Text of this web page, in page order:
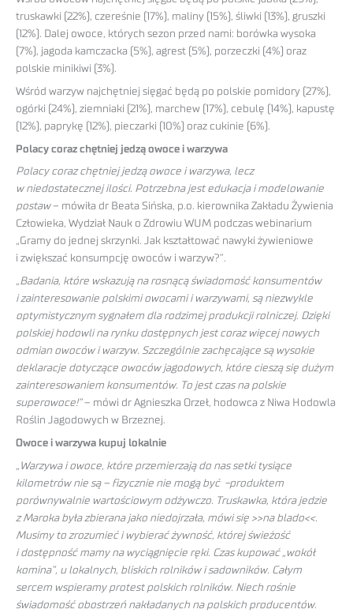
truskawki (22%), czereśnie (17%), maliny (15%), śliwki (13%), gruszki
(12%). Dalej owoce, których sezon przed nami: borówka wysoka
(7%), jagoda kamczacka (5%), agrest (5%), porzeczki (4%) oraz
polskie minikiwi (3%).
Wśród warzyw najchętniej sięgać będą po polskie pomidory (27%),
ogórki (24%), ziemniaki (21%), marchew (17%), cebulę (14%), kapustę
(12%), paprykę (12%), pieczarki (10%) oraz cukinie (6%).
Polacy coraz chętniej jedzą owoce i warzywa
Polacy coraz chętniej jedzą owoce i warzywa, lecz
w niedostatecznej ilości. Potrzebna jest edukacja i modelowanie
postaw– mówiła dr Beata Sińska, p.o. kierownika Zakładu Żywienia
Człowieka, Wydział Nauk o Zdrowiu WUM podczas webinarium
„Gramy do jednej skrzynki. Jak kształtować nawyki żywieniowe
i zwiększać konsumpcję owoców i warzyw?”.
„Badania, które wskazują na rosnącą świadomość konsumentów
i zainteresowanie polskimi owocami i warzywami, są niezwykle
optymistycznym sygnałem dla rodzimej produkcji rolniczej. Dzięki
polskiej hodowli na rynku dostępnych jest coraz więcej nowych
odmian owoców i warzyw. Szczególnie zachęcające są wysokie
deklaracje dotyczące owoców jagodowych, które cieszą się dużym
zainteresowaniem konsumentów. To jest czas na polskie
superowoce!”– mówi dr Agnieszka Orzeł, hodowca z Niwa Hodowla
Roślin Jagodowych w Brzeznej.
Owoce i warzywa kupuj lokalnie
„Warzywa i owoce, które przemierzają do nas setki tysiące
kilometrów nie są – fizycznie nie mogą być -produktem
porównywalnie wartościowym odżywczo. Truskawka, która jedzie
z Maroka była zbierana jako niedojrzała, mówi się >>na blado<<.
Musimy to zrozumieć i wybierać żywność, której świeżość
i dostępność mamy na wyciągnięcie ręki. Czas kupować „wokół
komina”, u lokalnych, bliskich rolników i sadowników. Całym
sercem wspieramy protest polskich rolników. Niech rośnie
świadomość obostrzeń nakładanych na polskich producentów.